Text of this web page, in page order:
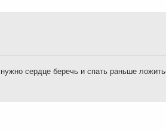
сердце беречь и спать раньше